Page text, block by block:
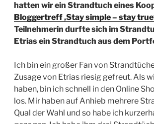
hatten wir ein Strandtuch eines
Bloggertreff ‚Stay simple – stay
Teilnehmerin durfte sich im
Etrias ein Strandtuch aus dem
Ich bin ein großer Fan von
Zusage von Etrias riesig gefreut. Als
haben, bin ich schnell in den Online
los. Mir haben auf Anhieb mehrere
Qual der Wahl und so habe ich